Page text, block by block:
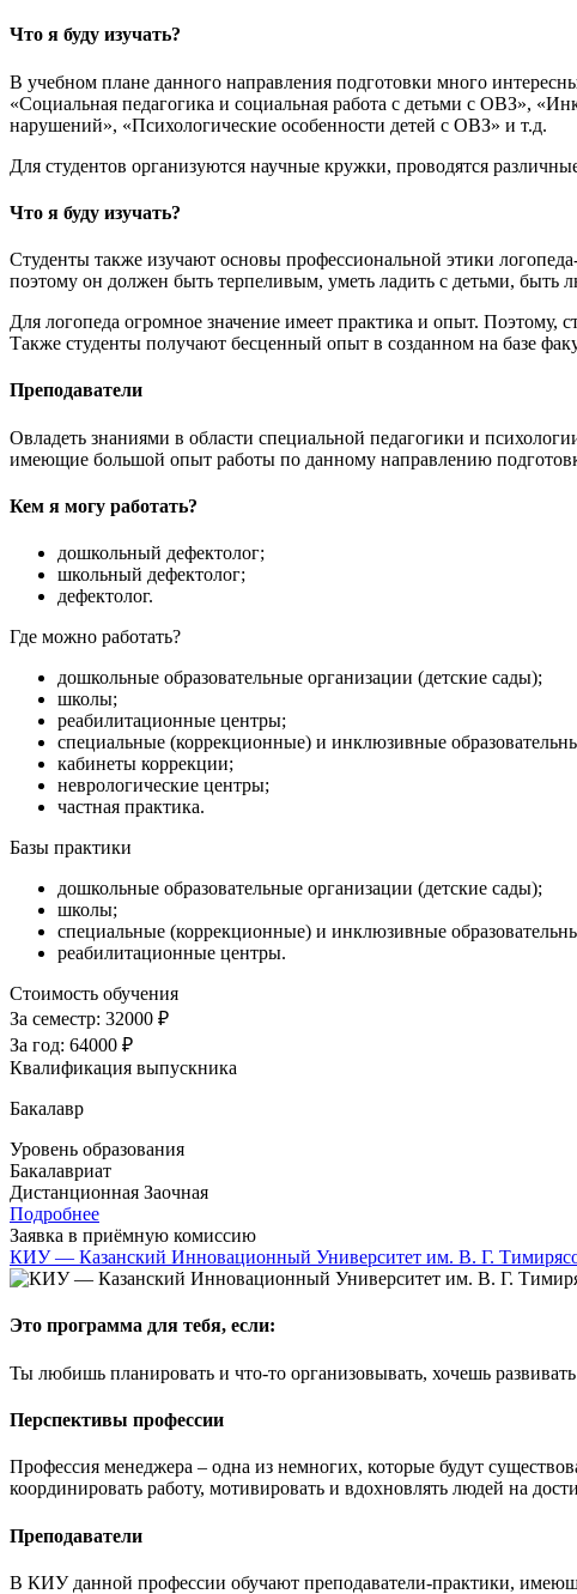
Что я буду изучать?
В учебном плане данного направления подготовки много
«Социальная педагогика и социальная работа с детьми с ОВЗ»,
нарушений», «Психологические особенности детей с ОВЗ» и т.д.
Для студентов организуются научные кружки, проводятся
Что я буду изучать?
Студенты также изучают основы профессиональной этики
поэтому он должен быть терпеливым, уметь ладить с детьми, быть
Для логопеда огромное значение имеет практика и опыт.
Также студенты получают бесценный опыт в созданном на базе
Преподаватели
Овладеть знаниями в области специальной педагогики и
имеющие большой опыт работы по данному направлению
Кем я могу работать?
дошкольный дефектолог;
школьный дефектолог;
дефектолог.
Где можно работать?
дошкольные образовательные организации (детские сады);
школы;
реабилитационные центры;
специальные (коррекционные) и инклюзивные
кабинеты коррекции;
неврологические центры;
частная практика.
Базы практики
дошкольные образовательные организации (детские сады);
школы;
специальные (коррекционные) и инклюзивные
реабилитационные центры.
Стоимость обучения
За семестр: 32000 ₽
За год: 64000 ₽
Квалификация выпускника
Бакалавр
Уровень образования
Бакалавриат
Дистанционная Заочная
Подробнее
Заявка в приёмную комиссию
КИУ — Казанский Инновационный Университет им. В. Г.
Это программа для тебя, если:
Ты любишь планировать и что-то организовывать, хочешь
Перспективы профессии
Профессия менеджера – одна из немногих, которые будут
координировать работу, мотивировать и вдохновлять людей на
Преподаватели
В КИУ данной профессии обучают преподаватели-практики,